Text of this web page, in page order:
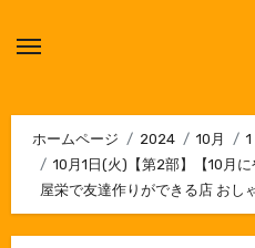
ホームページ 2024 10月
1
10月1日(火)【第2部】【10月
屋栄で友達作りができる店 おし